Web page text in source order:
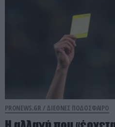
PRONEWS.GR / ΔΙΕΘΝΕΣ ΠΟΔΟΣΦΑΙΡΟ